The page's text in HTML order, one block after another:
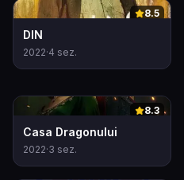
0 8.5
DIN
2022·4 sez.
0 8.3
Casa Dragonului
2022·3 sez.